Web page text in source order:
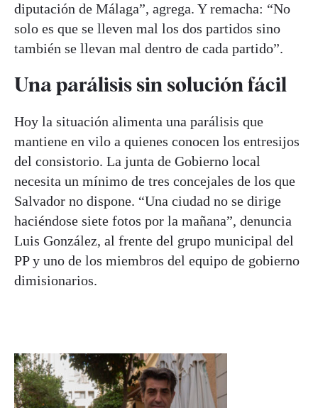
diputación de Málaga”, agrega. Y remacha: “No
solo es que se lleven mal los dos partidos sino
también se llevan mal dentro de cada partido”.
Una parálisis sin solución fácil
Hoy la situación alimenta una parálisis que
mantiene en vilo a quienes conocen los entresijos
del consistorio. La junta de Gobierno local
necesita un mínimo de tres concejales de los que
Salvador no dispone. “Una ciudad no se dirige
haciéndose siete fotos por la mañana”, denuncia
Luis González, al frente del grupo municipal del
PP y uno de los miembros del equipo de gobierno
dimisionarios.